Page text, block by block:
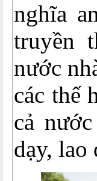
nghĩa
truyền
nước
các thế
cả
dạy, lao